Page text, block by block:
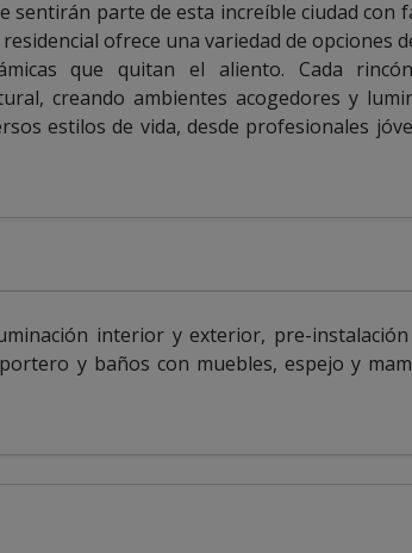
parte de esta increíble ciudad con
ofrece una variedad de opciones
que quitan el aliento. Cada
creando ambientes acogedores y
estilos de vida, desde profesionales
interior y exterior, pre-
y baños con muebles, espejo y